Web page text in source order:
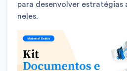
para desenvolver estratégias
neles.